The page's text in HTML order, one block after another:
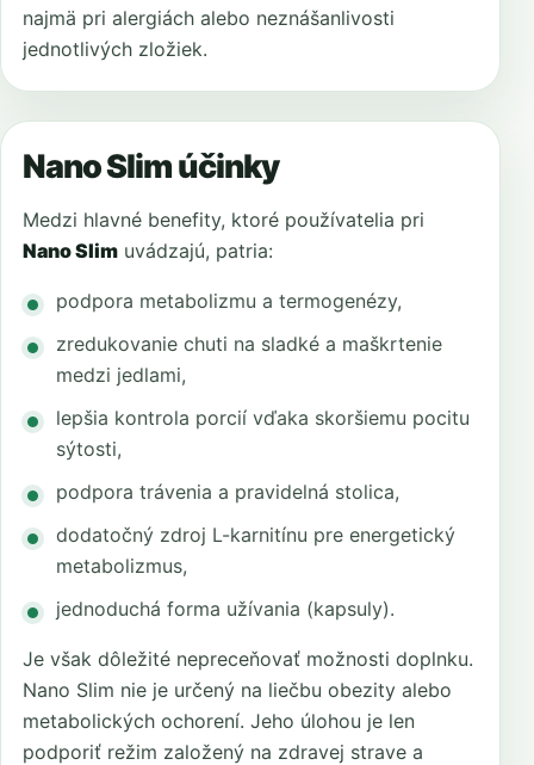
najmä pri alergiách alebo neznášanlivosti
jednotlivých zložiek.
Nano Slim účinky
Medzi hlavné benefity, ktoré používatelia pri
Nano Slim uvádzajú, patria:
podpora metabolizmu a termogenézy,
zredukovanie chuti na sladké a maškrtenie
medzi jedlami,
lepšia kontrola porcií vďaka skoršiemu pocitu
sýtosti,
podpora trávenia a pravidelná stolica,
dodatočný zdroj L-karnitínu pre energetický
metabolizmus,
jednoduchá forma užívania (kapsuly).
Je však dôležité nepreceňovať možnosti doplnku.
Nano Slim nie je určený na liečbu obezity alebo
metabolických ochorení. Jeho úlohou je len
podporiť režim založený na zdravej strave a